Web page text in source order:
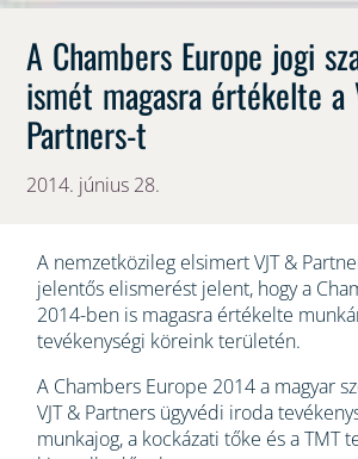
A Chambers Europe jogi
ismét magasra értékelte a
Partners-t
2014. június 28.
A nemzetközileg elsimert VJT &
jelentős elismerést jelent, hogy a
2014-ben is magasra értékelte
tevékenységi köreink területén.
A Chambers Europe 2014 a magyar
VJT & Partners ügyvédi iroda
munkajog, a kockázati tőke és a TMT